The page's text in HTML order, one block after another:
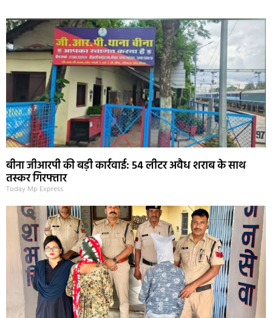
बीना जीआरपी की बड़ी कार्रवाई: 54 लीटर अवैध शराब के साथ
तस्कर गिरफ्तार
Today Mp Express